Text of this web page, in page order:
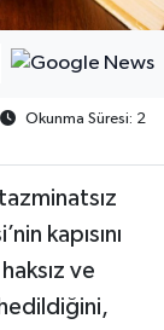
Okunma Süresi: 2
kapısını
ve